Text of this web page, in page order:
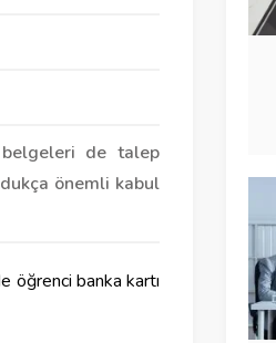
belgeleri de talep
önemli kabul
öğrenci banka kartı